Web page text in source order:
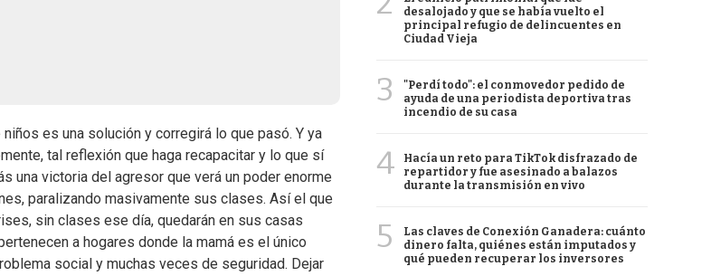
es una solución y corregirá lo que pasó. Y ya
tal reflexión que haga recapacitar y lo que sí
una victoria del agresor que verá un poder enorme
paralizando masivamente sus clases. Así el que
sin clases ese día, quedarán en sus casas
a hogares donde la mamá es el único
social y muchas veces de seguridad. Dejar
desalojado y que se había vuelto el
principal refugio de delincuentes en
Ciudad Vieja
3
"Perdí todo": el conmovedor pedido de
ayuda de una periodista deportiva tras
incendio de su casa
4
Hacía un reto para TikTok disfrazado de
repartidor y fue asesinado a balazos
durante la transmisión en vivo
5
Las claves de Conexión Ganadera: cuánto
dinero falta, quiénes están imputados y
qué pueden recuperar los inversores